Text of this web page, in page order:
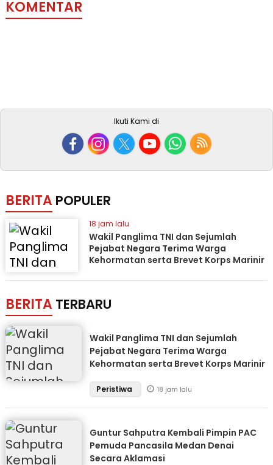
KOMENTAR
Ikuti Kami di
BERITA POPULER
18 jam lalu
Wakil Panglima TNI dan Sejumlah
Pejabat Negara Terima Warga
Kehormatan serta Brevet Korps Marinir
BERITA TERBARU
Wakil Panglima TNI dan Sejumlah
Pejabat Negara Terima Warga
Kehormatan serta Brevet Korps Marinir
Peristiwa 18 jam lalu
Guntur Sahputra Kembali Pimpin PAC
Pemuda Pancasila Medan Denai
Secara Aklamasi